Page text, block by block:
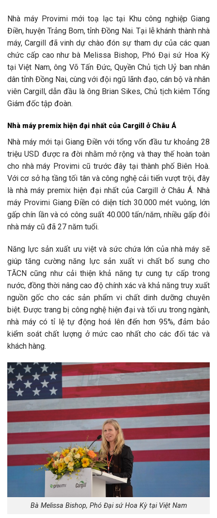
Nhà máy Provimi mới toạ lạc tại Khu công nghiệp Giang
Điền, huyện Trảng Bom, tỉnh Đồng Nai. Tại lễ khánh thành nhà
máy, Cargill đã vinh dự chào đón sự tham dự của các quan
chức cấp cao như bà Melissa Bishop, Phó Đại sứ Hoa Kỳ
tại Việt Nam, ông Võ Tấn Đức, Quyền Chủ tịch Uỷ ban nhân
dân tỉnh Đồng Nai, cùng với đội ngũ lãnh đạo, cán bộ và nhân
viên Cargill, dẫn đầu là ông Brian Sikes, Chủ tịch kiêm Tổng
Giám đốc tập đoàn.
Nhà máy premix hiện đại nhất của Cargill ở Châu Á
Nhà máy mới tại Giang Điền với tổng vốn đầu tư khoảng 28
triệu USD được ra đời nhằm mở rộng và thay thế hoàn toàn
cho nhà máy Provimi cũ trước đây tại thành phố Biên Hoà.
Với cơ sở hạ tầng tối tân và công nghệ cải tiến vượt trội, đây
là nhà máy premix hiện đại nhất của Cargill ở Châu Á. Nhà
máy Provimi Giang Điền có diện tích 30.000 mét vuông, lớn
gấp chín lần và có công suất 40.000 tấn/năm, nhiều gấp đôi
nhà máy cũ đã 27 năm tuổi.
Năng lực sản xuất ưu việt và sức chứa lớn của nhà máy sẽ
giúp tăng cường năng lực sản xuất vi chất bổ sung cho
TĂCN cũng như cải thiện khả năng tự cung tự cấp trong
nước, đồng thời nâng cao độ chính xác và khả năng truy xuất
nguồn gốc cho các sản phẩm vi chất dinh dưỡng chuyên
biệt. Được trang bị công nghệ hiện đại và tối ưu trong ngành,
nhà máy có tỉ lệ tự động hoá lên đến hơn 95%, đảm bảo
kiểm soát chất lượng ở mức cao nhất cho các đối tác và
khách hàng.
Bà Melissa Bishop, Phó Đại sứ Hoa Kỳ tại Việt Nam